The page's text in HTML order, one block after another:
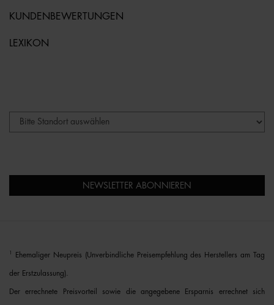
KUNDENBEWERTUNGEN
LEXIKON
NEWSLETTER ABONNIEREN
Ehemaliger Neupreis (Unverbindliche Preisempfehlung des Herstellers am Tag
der Erstzulassung).
Der errechnete Preisvorteil sowie die angegebene Ersparnis errechnet sich